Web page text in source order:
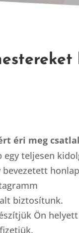
éri meg
egy teljesen
bevezetett
biztosítunk.
Ön